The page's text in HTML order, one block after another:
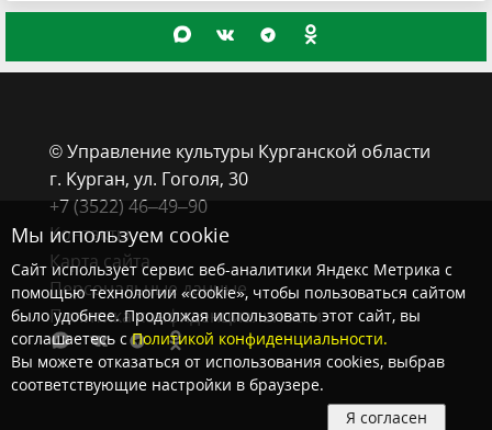
© Управление культуры Курганской области
г. Курган, ​ул. Гоголя, 30
+7 (3522) 46‒49‒90
Контакты
Карта сайта
Персональные данные
Политика конфиденциальности
Мы используем cookie
Сайт использует сервис веб-аналитики Яндекс Метрика с
помощью технологии «cookie», чтобы пользоваться сайтом
было удобнее. Продолжая использовать этот сайт, вы
соглашаетесь сПолитикой конфиденциальности.
Вы можете отказаться от использования cookies, выбрав
соответствующие настройки в браузере.
Я согласен